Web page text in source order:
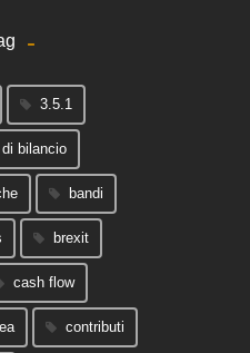
3.5.1
bilancio
bandi
brexit
cash flow
contributi